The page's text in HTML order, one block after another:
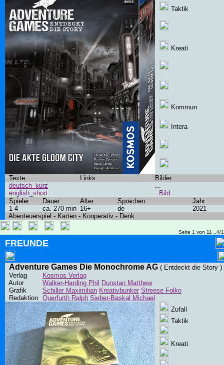
Taktik
Kreati
Kommun
Intera
Texte Links
Bilder
deutsch_kurz
english_short
...
Bild
Spieler
Dauer Alter Sprachen
Jahr
1-4
ca. 270 min 16+ de
2021
Abenteuerspiel - Karten - Kooperativ - Denk
Seite 1 von 11 ..4/
FREUNDE
Adventure Games Die Monochrome AG ( Entdeckt die Story )
Verlag
Kosmos Verlag
Autor
Walker-Harding Phil
Dunstan Matthew
Grafik
Schiller Maximilian Kreativbunker Streese Folko
Redaktion Querfurth Ralph Sieber-Baskal Michael
Zufall
Taktik
Kreati